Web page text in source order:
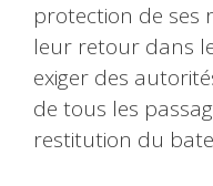
protection de ses
leur retour dans
exiger des
de tous les
restitution du